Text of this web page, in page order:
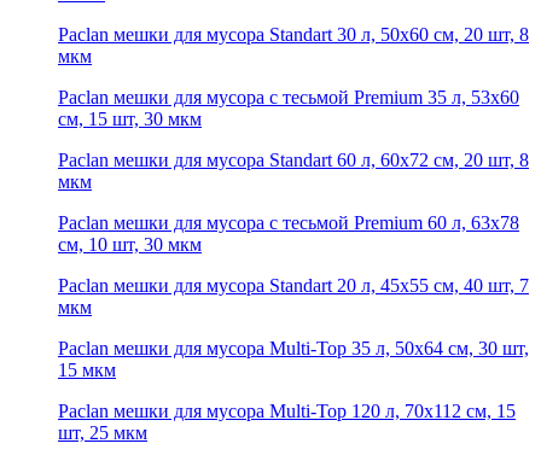
Paclan мешки для мусора Standart 30 л, 50х60 см, 20 шт, 8
мкм
Paclan мешки для мусора с тесьмой Premium 35 л, 53х60
см, 15 шт, 30 мкм
Paclan мешки для мусора Standart 60 л, 60х72 см, 20 шт, 8
мкм
Paclan мешки для мусора с тесьмой Premium 60 л, 63х78
см, 10 шт, 30 мкм
Paclan мешки для мусора Standart 20 л, 45х55 см, 40 шт, 7
мкм
Paclan мешки для мусора Multi-Top 35 л, 50х64 см, 30 шт,
15 мкм
Paclan мешки для мусора Multi-Top 120 л, 70х112 см, 15
шт, 25 мкм